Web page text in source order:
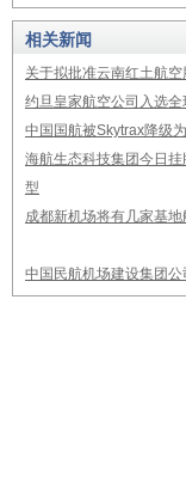
相关新闻
关于拟批准云南红土航
约旦皇家航空公司入选
中国国航被Skytrax降级
海航生态科技集团今日挂
型
成都新机场将有几家基
中国民航机场建设集团